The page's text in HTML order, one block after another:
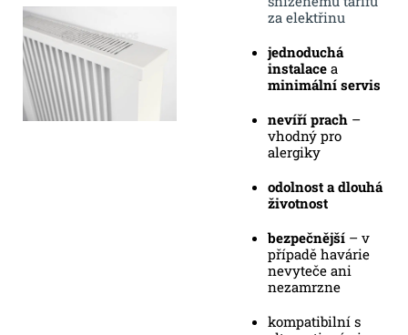
za elektřinu
jednoduchá
instalace a
minimální servis
nevíří prach –
vhodný pro
alergiky
odolnost a dlouhá
životnost
bezpečnější – v
případě havárie
nevyteče ani
nezamrzne
kompatibilní s